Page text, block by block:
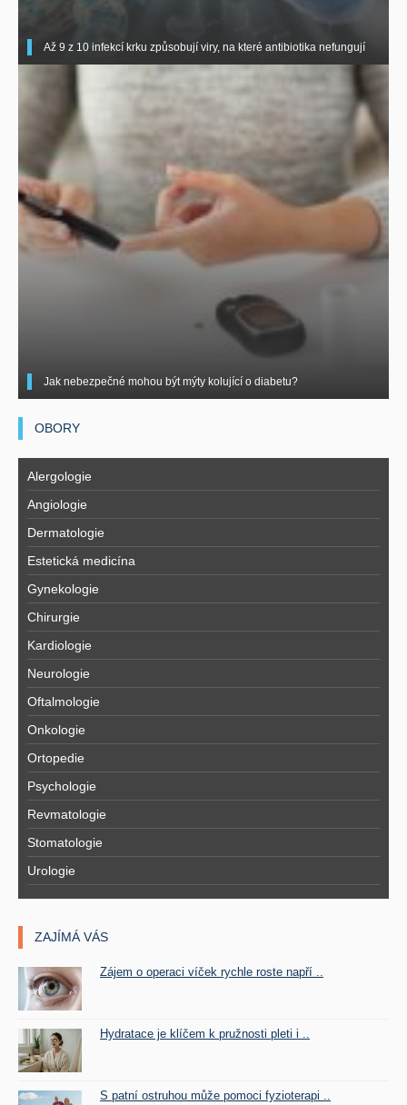
Až 9 z 10 infekcí krku způsobují viry, na které antibiotika nefungují
Jak nebezpečné mohou být mýty kolující o diabetu?
OBORY
Alergologie
Angiologie
Dermatologie
Estetická medicína
Gynekologie
Chirurgie
Kardiologie
Neurologie
Oftalmologie
Onkologie
Ortopedie
Psychologie
Revmatologie
Stomatologie
Urologie
ZAJÍMÁ VÁS
Zájem o operaci víček rychle roste napří ..
Hydratace je klíčem k pružnosti pleti i ..
S patní ostruhou může pomoci fyzioterapi ..